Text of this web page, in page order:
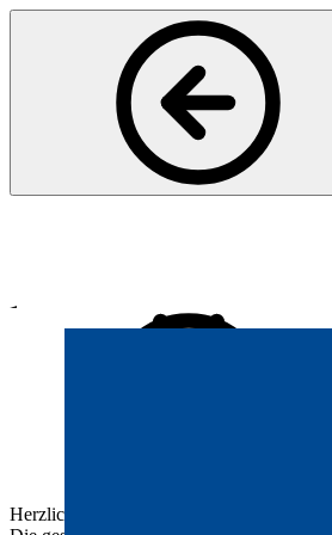
Psychiatrie und Psychotherapie
Herzlich willkommen zu unserer